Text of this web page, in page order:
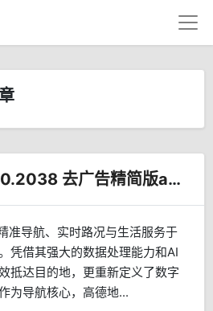
高德地图 v15.18.0.2038 去广告精简版app
准导航、实时路况与生活服务于
凭借其强大的数据处理能力和AI
抵达目的地，更重新定义了数字
为导航核心，高德地...